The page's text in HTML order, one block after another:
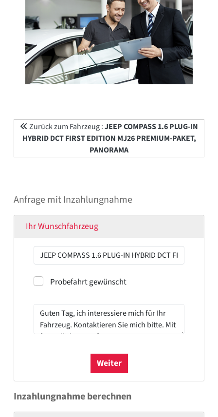
Zurück zum Fahrzeug :JEEP COMPASS 1.6 PLUG-IN
HYBRID DCT FIRST EDITION MJ26 PREMIUM-PAKET,
PANORAMA
Anfrage mit Inzahlungnahme
Ihr Wunschfahrzeug
ProbefahrtProbefahrt gewünscht
Weiter
Inzahlungnahme berechnen